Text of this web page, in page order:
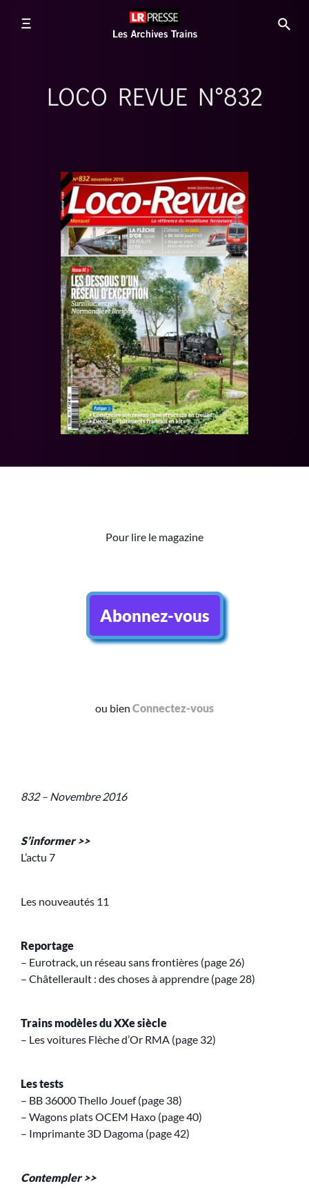
LOCO REVUE N°832
Pour lire le magazine
Abonnez-vous
ou bien Connectez-vous
832 – Novembre 2016
S’informer >>
L’actu 7
Les nouveautés 11
Reportage
– Eurotrack, un réseau sans frontières (page 26)
– Châtellerault : des choses à apprendre (page 28)
Trains modèles du XXe siècle
– Les voitures Flèche d’Or RMA (page 32)
Les tests
– BB 36000 Thello Jouef (page 38)
– Wagons plats OCEM Haxo (page 40)
– Imprimante 3D Dagoma (page 42)
Contempler >>